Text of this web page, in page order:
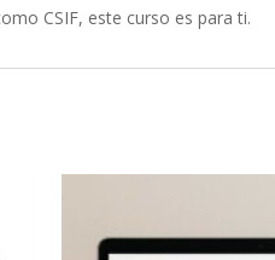
CSIF, este curso es para ti.